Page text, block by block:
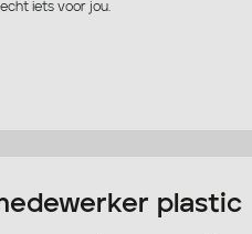
iets voor jou.
plastic